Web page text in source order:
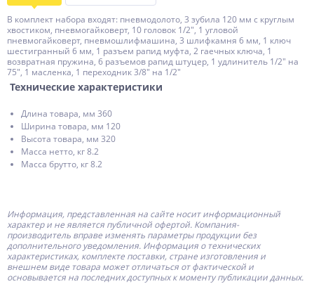
В комплект набора входят: пневмодолото, 3 зубила 120 мм с круглым
хвостиком, пневмогайковерт, 10 головок 1/2", 1 угловой
пневмогайковерт, пневмошлифмашина, 3 шлифкамня 6 мм, 1 ключ
шестигранный 6 мм, 1 разъем рапид муфта, 2 гаечных ключа, 1
возвратная пружина, 6 разъемов рапид штуцер, 1 удлинитель 1/2" на
75", 1 масленка, 1 переходник 3/8" на 1/2"
Технические характеристики
Длина товара, мм 360
Ширина товара, мм 120
Высота товара, мм 320
Масса нетто, кг 8.2
Масса брутто, кг 8.2
Информация, представленная на сайте носит информационный
характер и не является публичной офертой. Компания-
производитель вправе изменять параметры продукции без
дополнительного уведомления. Информация о технических
характеристиках, комплекте поставки, стране изготовления и
внешнем виде товара может отличаться от фактической и
основывается на последних доступных к моменту публикации данных.